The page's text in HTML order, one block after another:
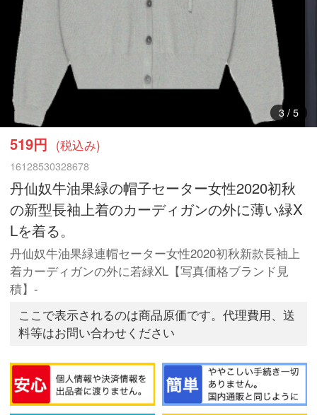
4/ 5
519円 (税込み)
16128530328678
丹仙奴牛油果緑の帽子セーター女性2020初秋
の新型長袖上着のカーディガンの外に薄い緑X
Lを着る。
丹仙奴牛油果緑連帽セーター女性2020初秋新款長袖上
着カーディガンの外に若緑XL【写真価格ブランド見
積】-
ここで表示されるのは商品原価です。代理費用、送
料等はお問い合わせください